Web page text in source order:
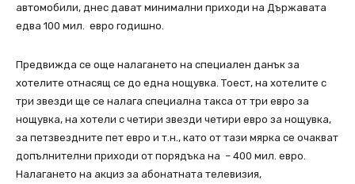
автомобили, днес дават минимални приходи на Държавата
едва 100 мил. евро годишно.
Предвижда се още налагането на специален данък за
хотелите отнасящ се до една нощувка. Тоест, на хотелите с
три звезди ще се налага специална такса от три евро за
нощувка, на хотели с четири звезди четири евро за нощувка,
за петзвездните пет евро и т.н., като от тази мярка се очакват
допълнителни приходи от порядъка на – 400 мил. евро.
Налагането на акциз за абонатната телевизия,